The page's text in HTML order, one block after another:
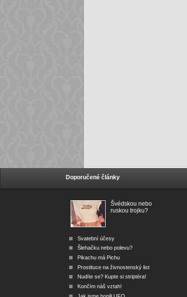
Doporučené články
Švédskou nebo
ruskou trojku?
Svatební účesy
Šlehačku nebo polevu?
Pikachu má Pichu
Prostituce na živnostenský list
Nudíte se? Kupte si striptéra!
Končím náš vztah!
Jak jsme honili UFO